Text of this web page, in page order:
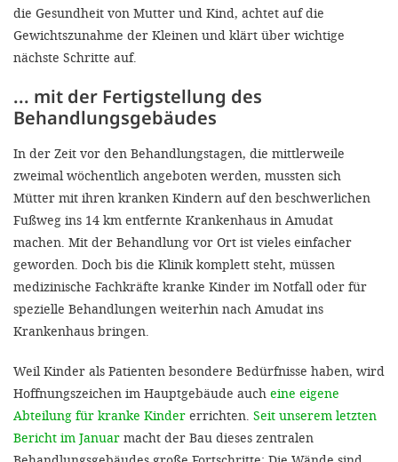
die Gesundheit von Mutter und Kind, achtet auf die
Gewichtszunahme der Kleinen und klärt über wichtige
nächste Schritte auf.
... mit der Fertigstellung des
Behandlungsgebäudes
In der Zeit vor den Behandlungstagen, die mittlerweile
zweimal wöchentlich angeboten werden, mussten sich
Mütter mit ihren kranken Kindern auf den beschwerlichen
Fußweg ins 14 km entfernte Krankenhaus in Amudat
machen. Mit der Behandlung vor Ort ist vieles einfacher
geworden. Doch bis die Klinik komplett steht, müssen
medizinische Fachkräfte kranke Kinder im Notfall oder für
spezielle Behandlungen weiterhin nach Amudat ins
Krankenhaus bringen.
Weil Kinder als Patienten besondere Bedürfnisse haben, wird
Hoffnungszeichen im Hauptgebäude auch eine eigene
Abteilung für kranke Kinder errichten. Seit unserem letzten
Bericht im Januar macht der Bau dieses zentralen